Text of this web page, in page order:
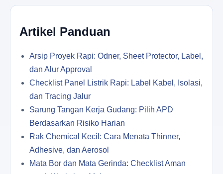
Artikel Panduan
Arsip Proyek Rapi: Odner, Sheet Protector, Label,
dan Alur Approval
Checklist Panel Listrik Rapi: Label Kabel, Isolasi,
dan Tracing Jalur
Sarung Tangan Kerja Gudang: Pilih APD
Berdasarkan Risiko Harian
Rak Chemical Kecil: Cara Menata Thinner,
Adhesive, dan Aerosol
Mata Bor dan Mata Gerinda: Checklist Aman